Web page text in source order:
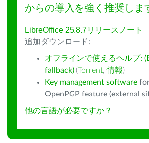
からの導入を強く推奨しま
LibreOffice 25.8.7リリースノート
追加ダウンロード:
オフラインで使えるヘルプ:
fallback) (Torrent,情報)
Key management software
OpenPGP feature (external
他の言語が必要ですか？